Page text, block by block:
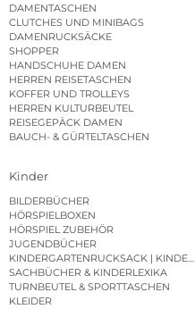
DAMENTASCHEN
CLUTCHES UND MINIBAGS
DAMENRUCKSÄCKE
SHOPPER
HANDSCHUHE DAMEN
HERREN REISETASCHEN
KOFFER UND TROLLEYS
HERREN KULTURBEUTEL
REISEGEPÄCK DAMEN
BAUCH- & GÜRTELTASCHEN
Kinder
BILDERBÜCHER
HÖRSPIELBOXEN
HÖRSPIEL ZUBEHÖR
JUGENDBÜCHER
SACHBÜCHER & KINDERLEXIKA
TURNBEUTEL & SPORTTASCHEN
KLEIDER